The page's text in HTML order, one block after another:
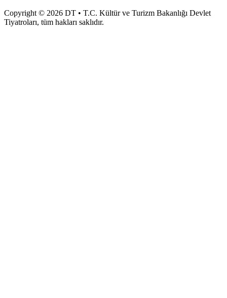
Copyright © 2026 DT • T.C. Kültür ve Turizm Bakanlığı Devlet
Tiyatroları, tüm hakları saklıdır.